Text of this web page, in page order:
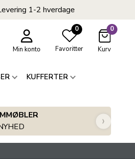
1-2 hverdage
Min konto
0
Favoritter
0
Kurv
KUFFERTER
›